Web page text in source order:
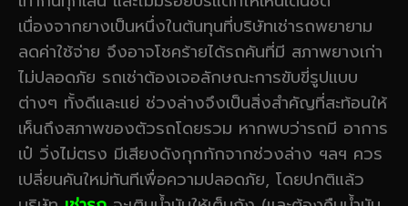
เนื่องจากยางเป็นหนึ่งในต้นทุนที่บริษัทเช่ารถพยายาม
ลดค่าใช้จ่าย จึงอาจโชคร้ายได้รถคันที่มี สภาพยางเก่า
ไม่ปลอดภัย รถเช่าต้องเจอลักษณะการขับขี่รูปแบบ
ต่างๆ ทั้งดีและแย่ ช่วงล่างจึงเป็นสิ่งสำคัญที่สะท้อนให้
เห็นถึงสภาพของตัวรถโดยรวม หากพบว่ารถมี อาการ
เป๋ วิ่งไม่ตรง มีเสียงดังกุกกักจากช่วงล่าง ฯลฯ ควร
เปลี่ยนคันใหม่ทันทีเพื่อความปลอดภัย, โดยปกติแล้ว